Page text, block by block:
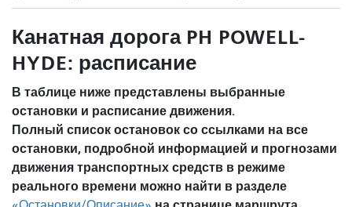
Канатная дорога PH POWELL-
HYDE: расписание
В таблице ниже представлены выбранные
остановки и расписание движения.
Полный список остановок со ссылками на все
остановки, подробной информацией и прогнозами
движения транспортных средств в режиме
реального времени можно найти в разделе